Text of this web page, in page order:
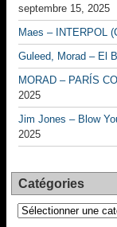
septembre 15, 2025
Maes – INTERPOL
Guleed, Morad – El
MORAD – PARÍS
2025
Jim Jones – Blow
2025
Catégories
Catégories